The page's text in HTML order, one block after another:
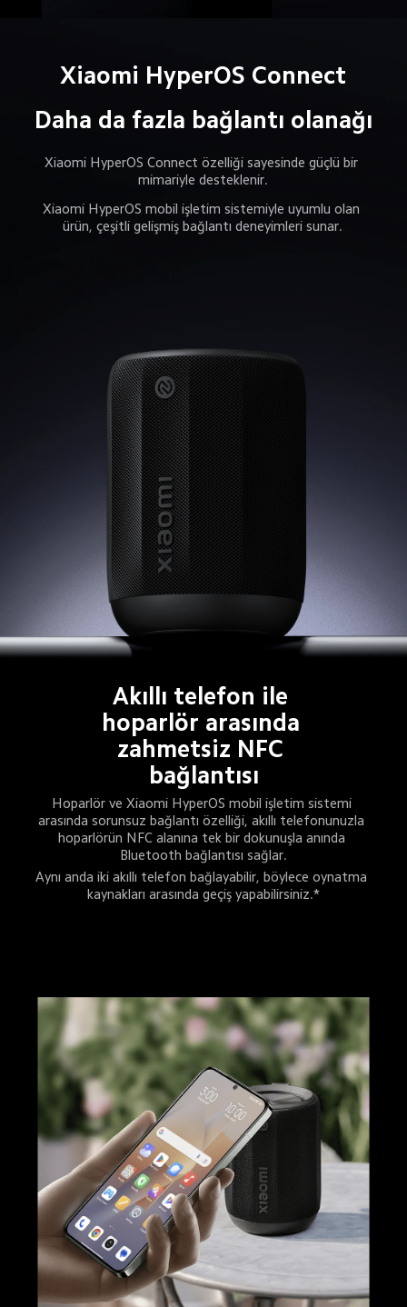
Daha da fazla bağlantı olanağı
Xiaomi HyperOS Connect özelliği sayesinde güçlü bir
mimariyle desteklenir.
Xiaomi HyperOS mobil işletim sistemiyle uyumlu olan
ürün, çeşitli gelişmiş bağlantı deneyimleri sunar.
Akıllı telefon ile
hoparlör arasında
zahmetsiz NFC
bağlantısı
Hoparlör ve Xiaomi HyperOS mobil işletim sistemi
arasında sorunsuz bağlantı özelliği, akıllı telefonunuzla
hoparlörün NFC alanına tek bir dokunuşla anında
Bluetooth bağlantısı sağlar.
Aynı anda iki akıllı telefon bağlayabilir, böylece oynatma
kaynakları arasında geçiş yapabilirsiniz.*